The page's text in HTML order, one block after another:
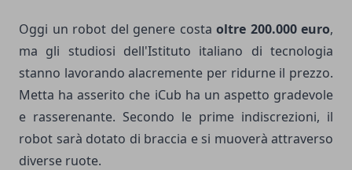
Oggi un robot del genere costa oltre 200.000 euro,
ma gli studiosi dell'Istituto italiano di tecnologia
stanno lavorando alacremente per ridurne il prezzo.
Metta ha asserito che iCub ha un aspetto gradevole
e rasserenante. Secondo le prime indiscrezioni, il
robot sarà dotato di braccia e si muoverà attraverso
diverse ruote.